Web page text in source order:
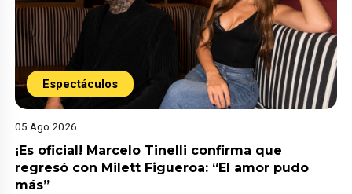
Espectáculos
05 Ago 2026
¡Es oficial! Marcelo Tinelli confirma que
regresó con Milett Figueroa: “El amor pudo
más”